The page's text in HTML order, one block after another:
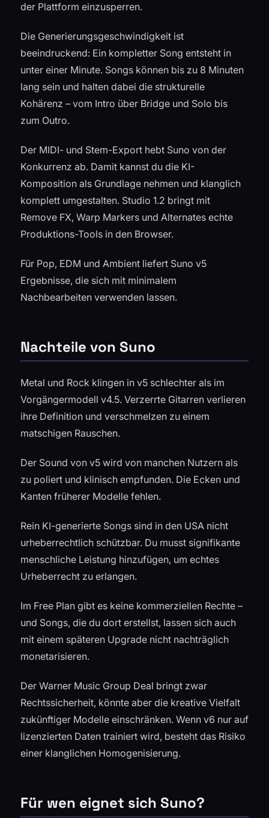
der Plattform einzusperren.
Die Generierungsgeschwindigkeit ist
beeindruckend: Ein kompletter Song entsteht in
unter einer Minute. Songs können bis zu 8 Minuten
lang sein und halten dabei die strukturelle
Kohärenz – vom Intro über Bridge und Solo bis
zum Outro.
Der MIDI- und Stem-Export hebt Suno von der
Konkurrenz ab. Damit kannst du die KI-
Komposition als Grundlage nehmen und klanglich
komplett umgestalten. Studio 1.2 bringt mit
Remove FX, Warp Markers und Alternates echte
Produktions-Tools in den Browser.
Für Pop, EDM und Ambient liefert Suno v5
Ergebnisse, die sich mit minimalem
Nachbearbeiten verwenden lassen.
Nachteile von Suno
Metal und Rock klingen in v5 schlechter als im
Vorgängermodell v4.5. Verzerrte Gitarren verlieren
ihre Definition und verschmelzen zu einem
matschigen Rauschen.
Der Sound von v5 wird von manchen Nutzern als
zu poliert und klinisch empfunden. Die Ecken und
Kanten früherer Modelle fehlen.
Rein KI-generierte Songs sind in den USA nicht
urheberrechtlich schützbar. Du musst signifikante
menschliche Leistung hinzufügen, um echtes
Urheberrecht zu erlangen.
Im Free Plan gibt es keine kommerziellen Rechte –
und Songs, die du dort erstellst, lassen sich auch
mit einem späteren Upgrade nicht nachträglich
monetarisieren.
Der Warner Music Group Deal bringt zwar
Rechtssicherheit, könnte aber die kreative Vielfalt
zukünftiger Modelle einschränken. Wenn v6 nur auf
lizenzierten Daten trainiert wird, besteht das Risiko
einer klanglichen Homogenisierung.
Für wen eignet sich Suno?